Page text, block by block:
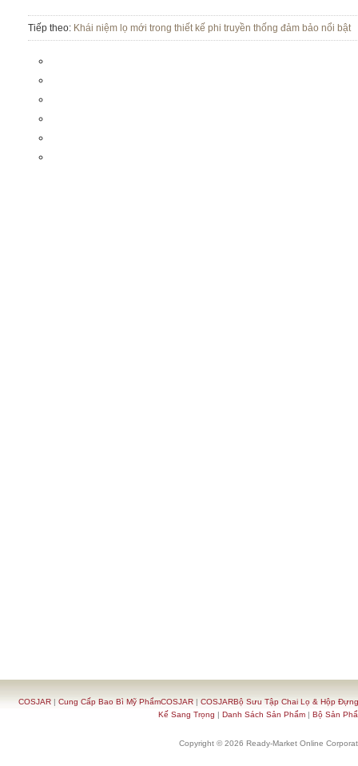
Tiếp theo: Khái niệm lọ mới trong thiết kế phi truyền thống đảm bảo nổi bật
COSJAR| Cung Cấp Bao Bì Mỹ PhẩmCOSJAR| COSJARBộ Sưu Tập Chai Lọ & Hộp
Kế Sang Trọng | Danh Sách Sản Phẩm| Bộ Sản
Copyright © 2026 Ready-Market Online